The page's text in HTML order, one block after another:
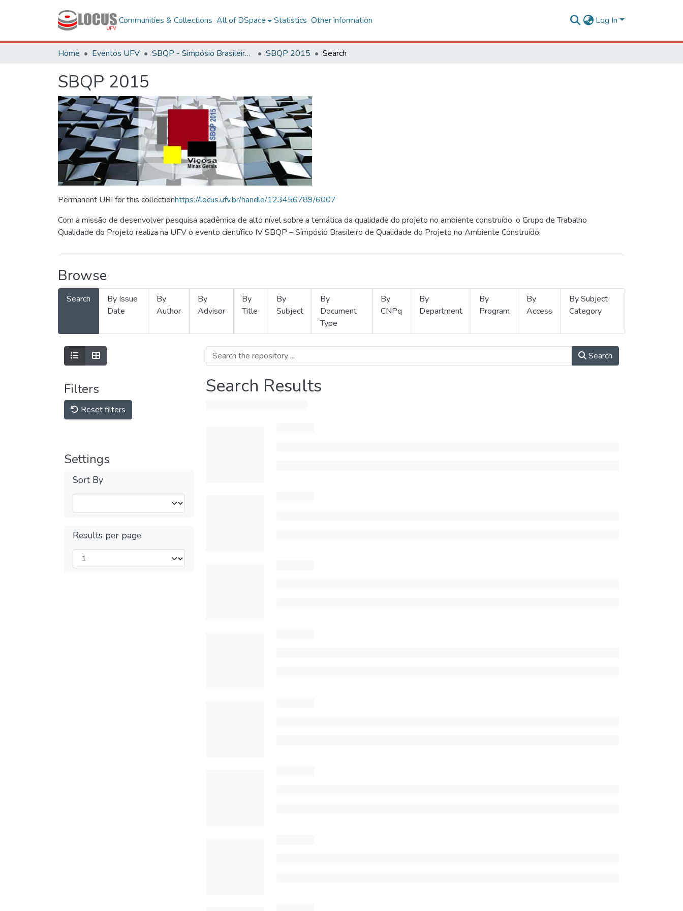
Communities & Collections All of DSpace Statistics Other information Log In
Home Eventos UFV SBQP - Simpósio Brasileiro de Qualidade do Projeto no Ambiente Construído SBQP 2015 Search
SBQP 2015
Permanent URI for this collectionhttps://locus.ufv.br/handle/123456789/6007
Com a missão de desenvolver pesquisa acadêmica de alto nível sobre a temática da qualidade do projeto no ambiente construído, o Grupo de Trabalho
Qualidade do Projeto realiza na UFV o evento científico IV SBQP – Simpósio Brasileiro de Qualidade do Projeto no Ambiente Construído.
Browse
Search
By Issue
Date
By
Author
By
Advisor
By
Title
By
Subject
By
Document
Type
By
CNPq
By
Department
By
Program
By
Access
By Subject
Category
Filters
Reset filters
Settings
Sort By
Results per page
Search
Search Results